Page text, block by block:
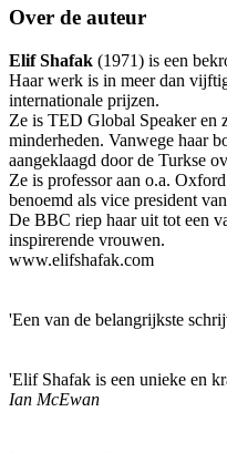
Over de auteur
Elif Shafak (1971) is een
Haar werk is in meer dan
internationale prijzen.
Ze is TED Global Speaker en
minderheden. Vanwege haar
aangeklaagd door de Turkse
Ze is professor aan o.a.
benoemd als vice president
De BBC riep haar uit tot een
inspirerende vrouwen.
www.elifshafak.com
'Een van de belangrijkste
'Elif Shafak is een unieke en
Ian McEwan